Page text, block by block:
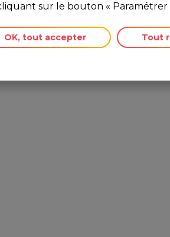
sur le bouton « Paramétrer
OK, tout accepter Tout